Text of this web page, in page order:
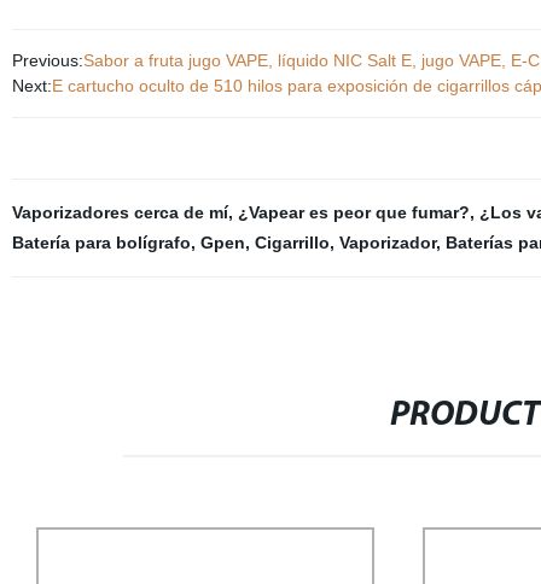
Previous:Sabor a fruta jugo VAPE, líquido NIC Salt E, jugo VAPE, E-
Next:E cartucho oculto de 510 hilos para exposición de cigarrillos
Vaporizadores cerca de mí, ¿Vapear es peor que fumar?, ¿Los
Batería para bolígrafo, Gpen, Cigarrillo, Vaporizador, Baterías